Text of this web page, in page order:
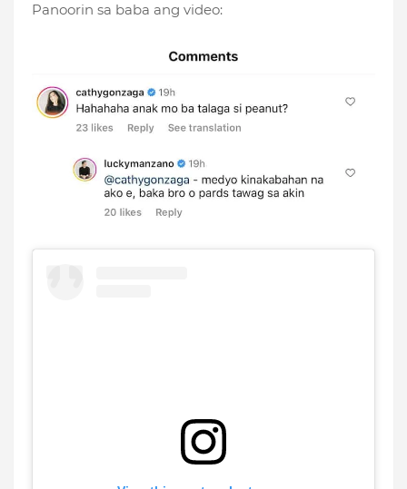
Panoorin sa baba ang video: